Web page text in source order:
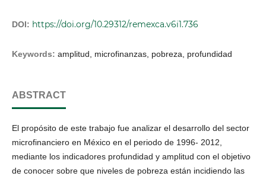
DOI: https://doi.org/10.29312/remexca.v6i1.736
Keywords: amplitud, microfinanzas, pobreza, profundidad
ABSTRACT
El propósito de este trabajo fue analizar el desarrollo del sector
microfinanciero en México en el periodo de 1996- 2012,
mediante los indicadores profundidad y amplitud con el objetivo
de conocer sobre que niveles de pobreza están incidiendo las